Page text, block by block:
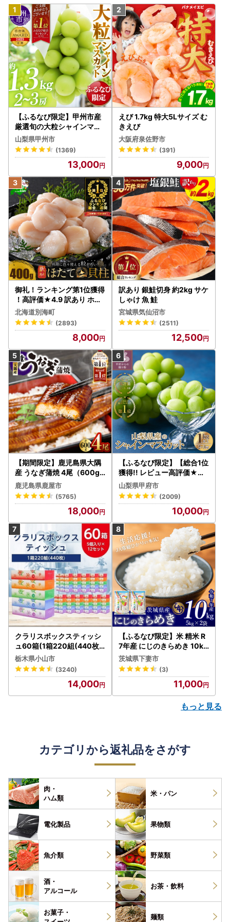
【ふるなび限定】甲州市産
厳選旬の大粒シャインマス
カット 約1.3kg 2～3房【2
026年発送】（MG）B12-
472 FN-Limited-VO シャ
インマスカット フルーツ
山梨県甲州市
(1369)
13,000
えび 1.7kg 特大5Lサイズ む
きえび
大阪府泉佐野市
(391)
9,000
御礼！ランキング第1位獲得
！高評価★4.9 訳あり ホタ
テ 400g（ほたて 帆立 貝柱
冷凍 ）
北海道別海町
(2893)
8,000
訳あり 銀鮭切身 約2kg サケ
しゃけ 魚 鮭
宮城県気仙沼市
(2511)
12,500
【期間限定】鹿児島県大隅
産 うなぎ蒲焼 4尾（600g
） KN007-004-04-cp18
うなぎ 鰻 魚 惣菜 総菜
鹿児島県鹿屋市
(5765)
18,000
【ふるなび限定】【総合1位
獲得!! レビュー高評価★】
〈2026年度配送分〉山梨
県産 シャインマスカット 2
～3房（1.0kg以上）シャイ
ン フルーツ FN-Limited-S
P
山梨県甲府市
(2009)
10,000
クラリスボックスティッシ
ュ60箱(1箱220組(440枚))
(5個入り×12セット)【配送
不可地域：離島・沖縄県】
【1256759】
栃木県小山市
(3240)
14,000
【ふるなび限定】米 精米 R
7年産 にじのきらめき 10kg
10月 FN-Limited-PR
茨城県下妻市
(3)
11,000
もっと見る
カテゴリから返礼品をさがす
肉・
ハム類
米・パン
電化製品 果物類
魚介類 野菜類
酒・
アルコール
お茶・ 飲料
お菓子・
麺類